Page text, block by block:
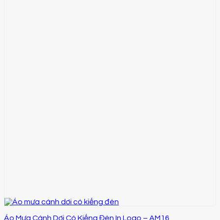
Áo Mưa Cánh Dơi Có Kiếng Đèn In Logo – AM16